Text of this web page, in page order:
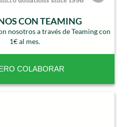
CON TEAMING
nosotros a través de Teaming con
1€ al mes.
COLABORAR